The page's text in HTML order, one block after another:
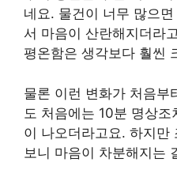
네요. 물건이 너무 많으
서 마음이 산란해지더라
평온함은 생각보다 훨씬
물론 이런 변화가 처음부
도 처음에는 10분 명상
이 나오더라고요. 하지만
보니 마음이 차분해지는